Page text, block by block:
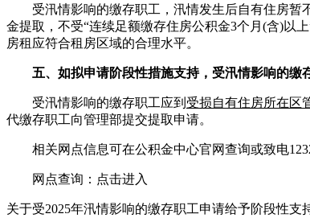
受汛情影响的缴存职工，汛情发生后自有住房暂不
金提取，不受“连续足额缴存住房公积金3个月(含)以
房租应符合租房区域的合理水平。
五、如拟申请阶段性措施支持，受汛情影响的缴
受汛情影响的缴存职工应到 受损自有住房所在区
代缴存职工向管理部提交提取申请。
相关网点信息可在公积金中心官网查询或致电
网点查询：点击进入
关于受2025年汛情影响的缴存职工申请给予阶段性